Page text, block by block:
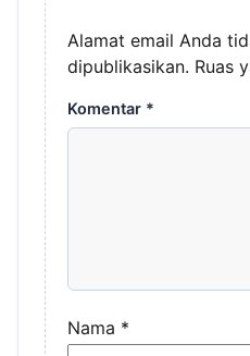
Alamat email Anda
dipublikasikan. Ruas
Komentar *
Nama *